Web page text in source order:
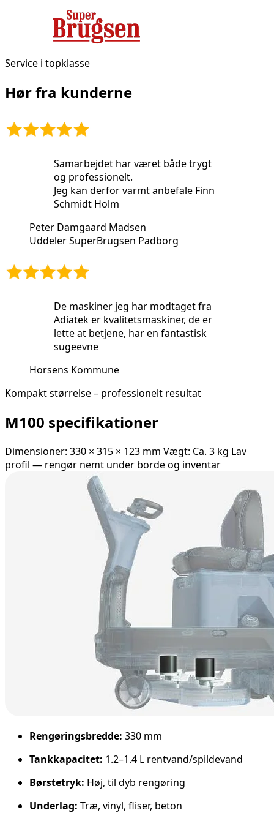
Service i topklasse
Hør fra kunderne
Samarbejdet har været både trygt
og professionelt.
Jeg kan derfor varmt anbefale Finn
Schmidt Holm
Peter Damgaard Madsen
Uddeler SuperBrugsen Padborg
De maskiner jeg har modtaget fra
Adiatek er kvalitetsmaskiner, de er
lette at betjene, har en fantastisk
sugeevne
Horsens Kommune
Kompakt størrelse – professionelt resultat
M100 specifikationer
Dimensioner: 330 × 315 × 123 mm Vægt: Ca. 3 kg Lav
profil — rengør nemt under borde og inventar
Rengøringsbredde: 330 mm
Tankkapacitet: 1.2–1.4 L rentvand/spildevand
Børstetryk: Høj, til dyb rengøring
Underlag: Træ, vinyl, fliser, beton